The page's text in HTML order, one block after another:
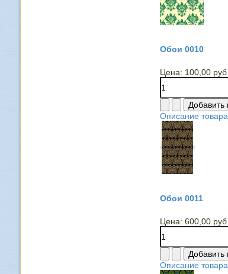
Обои 0010
Цена: 100,00 руб
Описание товара
Обои 0011
Цена: 600,00 руб
Описание товара